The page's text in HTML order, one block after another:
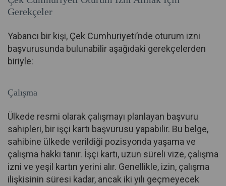
Gerekçeler
Yabancı bir kişi, Çek Cumhuriyeti’nde oturum izni
başvurusunda bulunabilir aşağıdaki gerekçelerden
biriyle:
Çalışma
Ülkede resmi olarak çalışmayı planlayan başvuru
sahipleri, bir işçi kartı başvurusu yapabilir. Bu belge,
sahibine ülkede verildiği pozisyonda yaşama ve
çalışma hakkı tanır. İşçi kartı, uzun süreli vize, çalışma
izni ve yeşil kartın yerini alır. Genellikle, izin, çalışma
ilişkisinin süresi kadar, ancak iki yılı geçmeyecek